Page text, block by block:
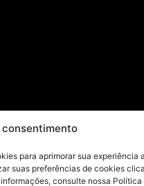
para aprimorar sua experiência
suas preferências de cookies
consulte nossa Política